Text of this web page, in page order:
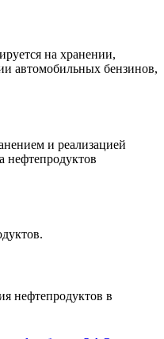
на хранении,
автомобильных бензинов,
и реализацией
нефтепродуктов
нефтепродуктов в